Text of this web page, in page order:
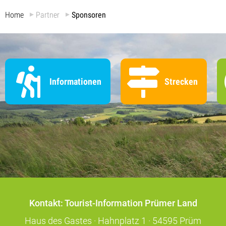
Home Partner Sponsoren
Informationen Strecken
Kontakt: Tourist-Information Prümer Land
Haus des Gastes · Hahnplatz 1 · 54595 Prüm